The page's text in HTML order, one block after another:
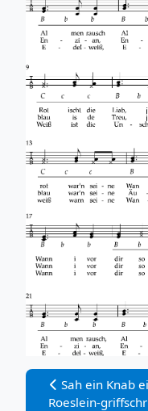
Vorheriger
Sah ein Knab
Roeslein-